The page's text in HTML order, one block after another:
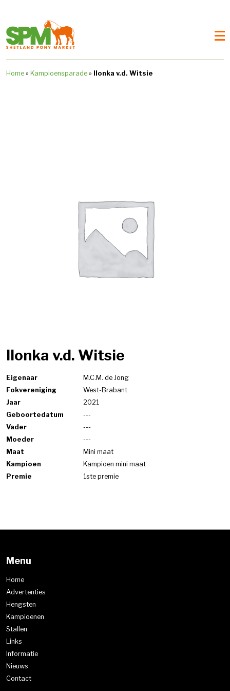
Home » Kampioensparade » Ilonka v.d. Witsie
Ilonka v.d. Witsie
Eigenaar
M.C.M. de Jong
Fokvereniging
West-Brabant
Jaar
2021
Geboortedatum
---
Vader
---
Moeder
---
Maat
Mini maat
Kampioen
Kampioen mini maat
Premie
1ste premie
Menu
Home
Advertenties
Hengsten
Kampioenen
Stallen
Links
Informatie
Nieuws
Contact